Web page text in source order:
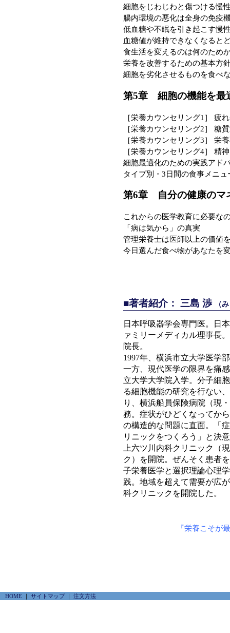
細胞をじわじわと傷つける慢
腸内環境の悪化は全身の免疫
低血糖や不眠を引き起こす慢
血糖値が維持できなくなると
食生活を変えるのは何のため
栄養を改善するための基本方
細胞を劣化させるものを食べ
第5章 細胞の機能を最
［栄養カウンセリング1］
［栄養カウンセリング2］ 糖
［栄養カウンセリング3］
［栄養カウンセリング4］ 精
細胞最適化のための実践アド
タイプ別・3日間の食事メニュ
第6章 自分の健康のマ
これからの医学教育に必要な
「病は気から」の真実
管理栄養士は医師以上の価値
今日選んだ食べ物があなたを
■著者紹介： 三島 渉 （
日本呼吸器学会専門医。日
ァミリーメディカル理事長
院長。
1997年、横浜市立大学医学
一方、現代医学の限界を痛
立大学大学院入学。分子細
る細胞機能の研究を行ない
り、横浜船員保険病院（現
務。症状がひどくなってか
の構造的な問題に直面。「
リニックをつくろう」と決
上六ツ川内科クリニック（
ク）を開院。ぜんそく患者
子栄養医学と選択理論心理
践。地域を超えて需要が広
科クリニックを開院した。
『栄養こそが
HOME サイトマップ 注文方法